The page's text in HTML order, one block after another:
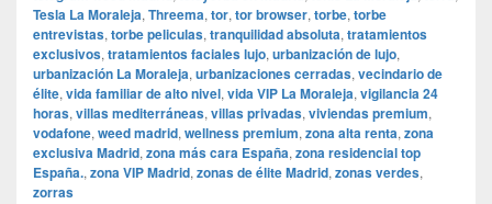
Tesla La Moraleja, Threema, tor, tor browser, torbe, torbe
entrevistas, torbe peliculas, tranquilidad absoluta, tratamientos
exclusivos, tratamientos faciales lujo, urbanización de lujo,
urbanización La Moraleja, urbanizaciones cerradas, vecindario de
élite, vida familiar de alto nivel, vida VIP La Moraleja, vigilancia 24
horas, villas mediterráneas, villas privadas, viviendas premium,
vodafone, weed madrid, wellness premium, zona alta renta, zona
exclusiva Madrid, zona más cara España, zona residencial top
España., zona VIP Madrid, zonas de élite Madrid, zonas verdes,
zorras